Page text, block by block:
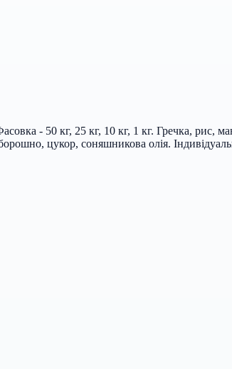
- 50 кг, 25 кг, 10 кг, 1 кг. Гречка, рис,
цукор, соняшникова олія.